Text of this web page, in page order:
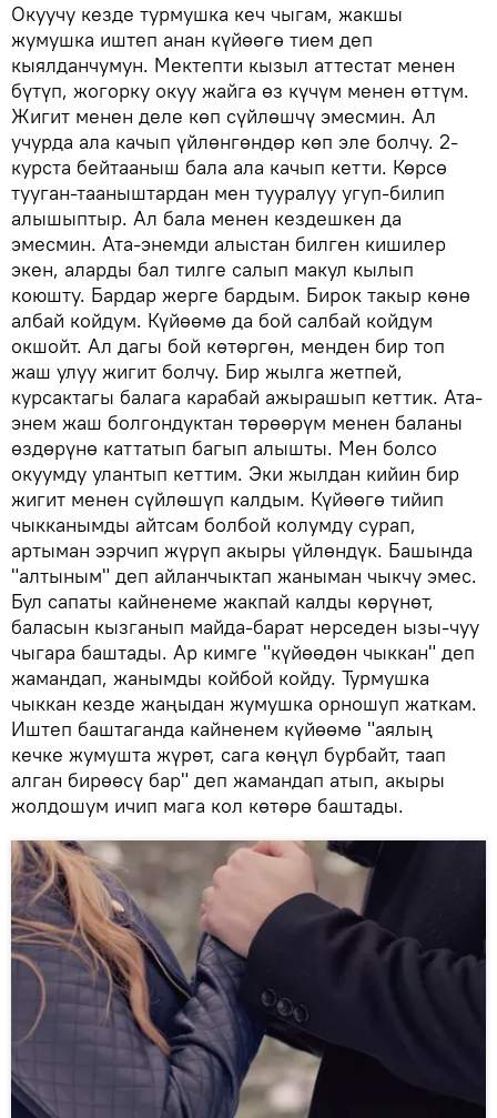
Окуучу кезде турмушка кеч чыгам, жакшы
жумушка иштеп анан күйөөгө тием деп
кыялданчумун. Мектепти кызыл аттестат менен
бүтүп, жогорку окуу жайга өз күчүм менен өттүм.
Жигит менен деле көп сүйлөшчү эмесмин. Ал
учурда ала качып үйлөнгөндөр көп эле болчу. 2-
курста бейтааныш бала ала качып кетти. Көрсө
тууган-тааныштардан мен тууралуу угуп-билип
алышыптыр. Ал бала менен кездешкен да
эмесмин. Ата-энемди алыстан билген кишилер
экен, аларды бал тилге салып макул кылып
коюшту. Бардар жерге бардым. Бирок такыр көнө
албай койдум. Күйөөмө да бой салбай койдум
окшойт. Ал дагы бой көтөргөн, менден бир топ
жаш улуу жигит болчу. Бир жылга жетпей,
курсактагы балага карабай ажырашып кеттик. Ата-
энем жаш болгондуктан төрөөрүм менен баланы
өздөрүнө каттатып багып алышты. Мен болсо
окуумду улантып кеттим. Эки жылдан кийин бир
жигит менен сүйлөшүп калдым. Күйөөгө тийип
чыкканымды айтсам болбой колумду сурап,
артыман ээрчип жүрүп акыры үйлөндүк. Башында
"алтыным" деп айланчыктап жаныман чыкчу эмес.
Бул сапаты кайненеме жакпай калды көрүнөт,
баласын кызганып майда-барат нерседен ызы-чуу
чыгара баштады. Ар кимге "күйөөдөн чыккан" деп
жамандап, жанымды койбой койду. Турмушка
чыккан кезде жаңыдан жумушка орношуп жаткам.
Иштеп баштаганда кайненем күйөөмө "аялың
кечке жумушта жүрөт, сага көңүл бурбайт, таап
алган бирөөсү бар" деп жамандап атып, акыры
жолдошум ичип мага кол көтөрө баштады.